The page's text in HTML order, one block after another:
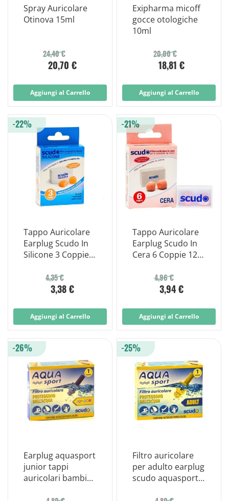
Spray Auricolare
Otinova 15ml
24,40 €
20,70 €
Aggiungi al Carrello
Exipharma micoff
gocce otologiche
10ml
20,00 €
18,81 €
Aggiungi al Carrello
Tappo Auricolare
Earplug Scudo In
Silicone 3 Coppie 6
7en0914,35 €
3,38 €
-22%
Aggiungi al Carrello
Tappo Auricolare
Earplug Scudo In
Cera 6 Coppie 12
7en0814,96 €
3,94 €
-21%
Aggiungi al Carrello
Earplug aquasport
junior tappi
auricolari bambini
-26%
Filtro auricolare
per adulto earplug
scudo aquasport 2
-25%